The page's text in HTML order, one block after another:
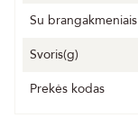
Su brangakmeniais
Svoris(g)
Prekės kodas